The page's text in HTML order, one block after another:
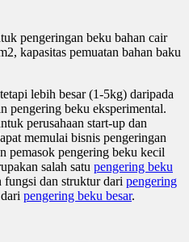
pengeringan beku bahan cair
kapasitas pemuatan bahan baku
lebih besar (1-5kg) daripada
pengering beku eksperimental.
perusahaan start-up dan
memulai bisnis pengeringan
pemasok pengering beku kecil
salah satu pengering beku
fungsi dan struktur dari pengering
pengering beku besar.